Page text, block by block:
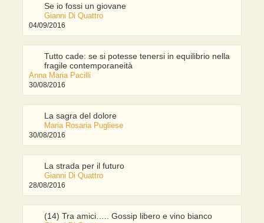
Se io fossi un giovane
Gianni Di Quattro
04/09/2016
Tutto cade: se si potesse tenersi in equilibrio nella
fragile contemporaneità
Anna Maria Pacilli
30/08/2016
La sagra del dolore
Maria Rosaria Pugliese
30/08/2016
La strada per il futuro
Gianni Di Quattro
28/08/2016
(14) Tra amici….. Gossip libero e vino bianco